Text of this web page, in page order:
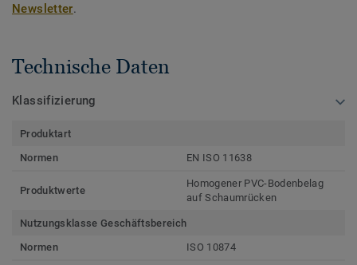
Newsletter.
Technische Daten
Klassifizierung
Produktart
Normen
EN ISO 11638
Produktwerte
Homogener PVC-Bodenbelag
auf Schaumrücken
Nutzungsklasse Geschäftsbereich
Normen
ISO 10874